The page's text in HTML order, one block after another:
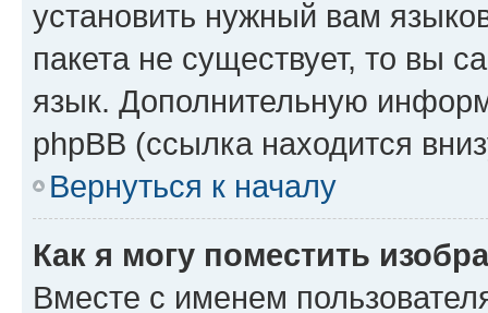
установить нужный вам
пакета не существует, то вы
язык. Дополнительную
phpBB (ссылка находится
Вернуться к началу
Как я могу поместить
Вместе с именем